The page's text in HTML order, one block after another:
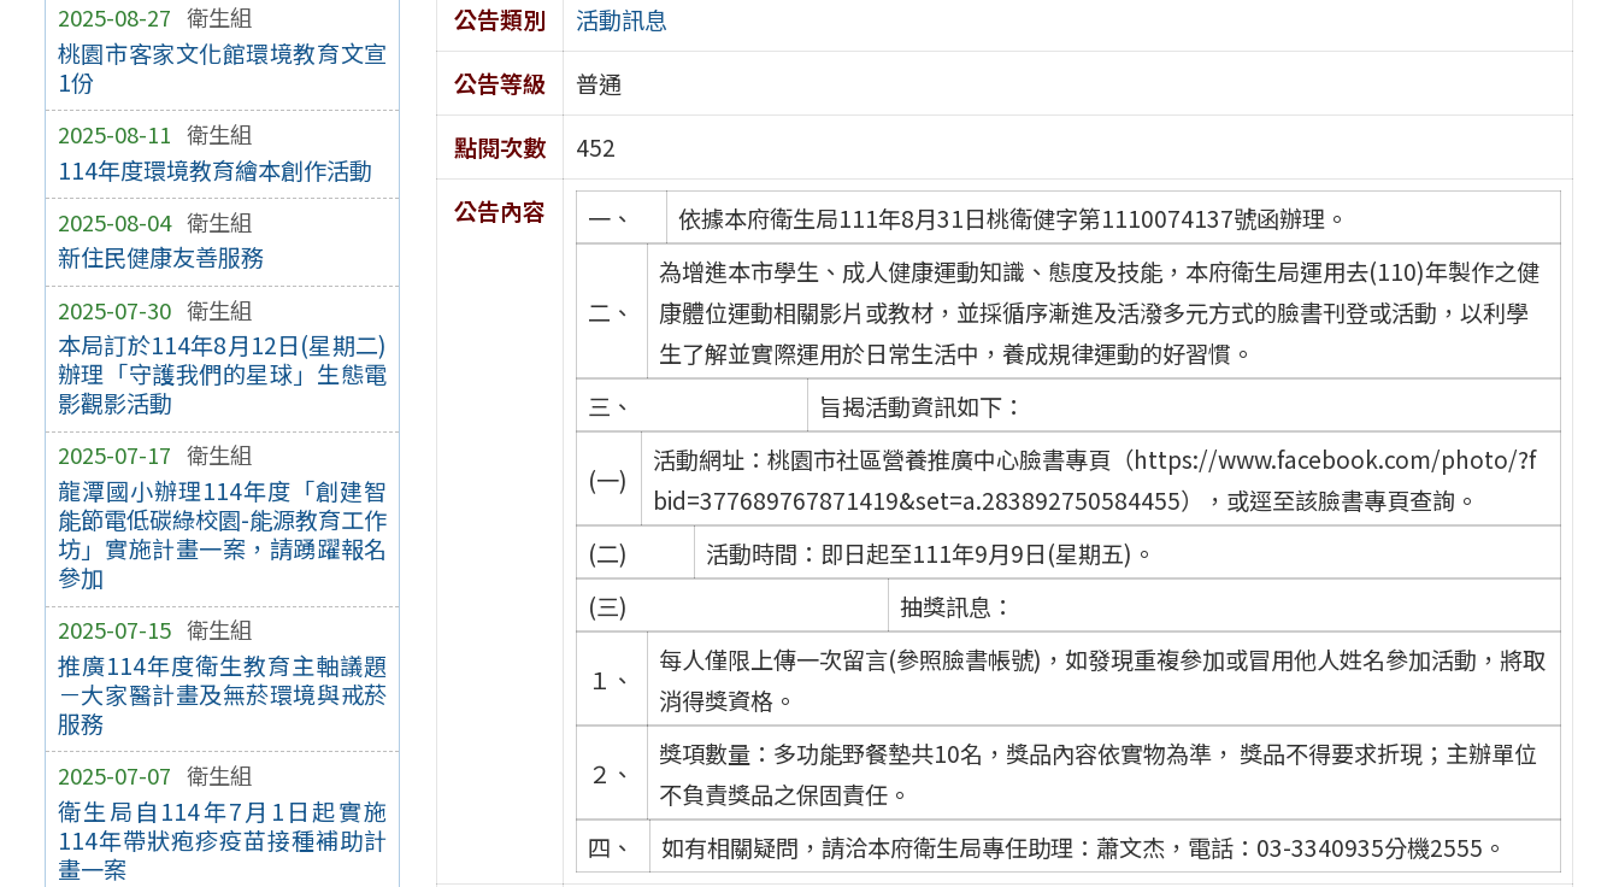
2025-08-27 衛生組
桃園市客家文化館環境教育文宣
1份
2025-08-11 衛生組
114年度環境教育繪本創作活動
2025-08-04 衛生組
新住民健康友善服務
2025-07-30 衛生組
本局訂於114年8月12日(星期二)
辦理「守護我們的星球」生態電
影觀影活動
2025-07-17 衛生組
龍潭國小辦理114年度「創建智
能節電低碳綠校園-能源教育工作
坊」實施計畫一案，請踴躍報名
參加
2025-07-15 衛生組
推廣114年度衛生教育主軸議題
－大家醫計畫及無菸環境與戒菸
服務
2025-07-07 衛生組
衛生局自114年7月1日起實施
114年帶狀疱疹疫苗接種補助計
畫一案
公告類別
活動訊息
公告等級
普通
點閱次數
452
公告內容
一、 依據本府衛生局111年8月31日桃衛健字第1110074137號函辦理。
二、
為增進本市學生、成人健康運動知識、態度及技能，本府衛生局運用去(110)年製作之健
康體位運動相關影片或教材，並採循序漸進及活潑多元方式的臉書刊登或活動，以利學
生了解並實際運用於日常生活中，養成規律運動的好習慣。
三、
旨揭活動資訊如下：
(一)
活動網址：桃園市社區營養推廣中心臉書專頁（https://www.facebook.com/photo/?f
bid=377689767871419&set=a.283892750584455），或逕至該臉書專頁查詢。
(二)
活動時間：即日起至111年9月9日(星期五)。
(三)
抽獎訊息：
１、
每人僅限上傳一次留言(參照臉書帳號)，如發現重複參加或冒用他人姓名參加活動，將取
消得獎資格。
２、
獎項數量：多功能野餐墊共10名，獎品內容依實物為準， 獎品不得要求折現；主辦單位
不負責獎品之保固責任。
四、
如有相關疑問，請洽本府衛生局專任助理：蕭文杰，電話：03-3340935分機2555。